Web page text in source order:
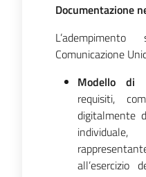
Documentazione
Comunicazione
Modello di
requisiti,
digitalmente
all’esercizio